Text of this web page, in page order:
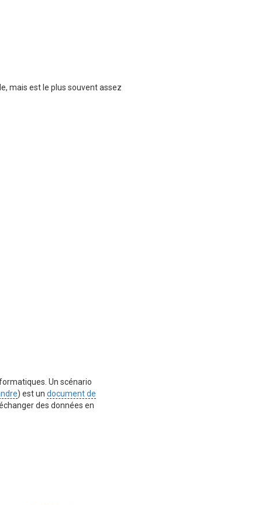
mais est le plus souvent assez
Un scénario
) est un document de
des données en